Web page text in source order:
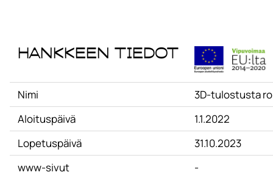
Hankkeen tiedot
Nimi
3D-tulostusta
Aloituspäivä
1.1.2022
Lopetuspäivä
31.10.2023
www-sivut
-